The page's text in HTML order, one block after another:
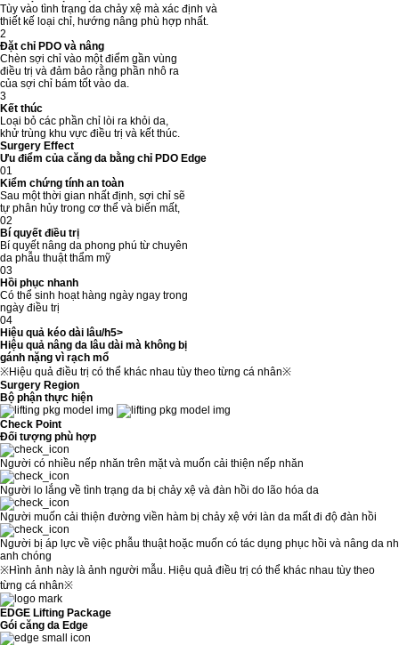
Tùy vào tình trạng da chảy xệ mà xác định và
thiết kế loại chỉ, hướng nâng phù hợp nhất.
2
Đặt chỉ PDO và nâng
Chèn sợi chỉ vào một điểm gần vùng
điều trị và đảm bảo rằng phần nhô ra
của sợi chỉ bám tốt vào da.
3
Kết thúc
Loại bỏ các phần chỉ lòi ra khỏi da,
khử trùng khu vực điều trị và kết thúc.
Surgery Effect
Ưu điểm của căng da bằng chỉ PDO Edge
01
Kiểm chứng tính an toàn
Sau một thời gian nhất định, sợi chỉ sẽ
tự phân hủy trong cơ thể và biến mất,
02
Bí quyết điều trị
Bí quyết nâng da phong phú từ chuyên
da phẫu thuật thẩm mỹ
03
Hồi phục nhanh
Có thể sinh hoạt hàng ngày ngay trong
ngày điều trị
04
Hiệu quả kéo dài lâu/h5>
Hiệu quả nâng da lâu dài mà không bị
gánh nặng vì rạch mổ
※Hiệu quả điều trị có thể khác nhau tùy theo từng cá nhân※
Surgery Region
Bộ phận thực hiện
Check Point
Đối tượng phù hợp
Người có nhiều nếp nhăn trên mặt và muốn cải thiện nếp nhăn
Người lo lắng về tình trạng da bị chảy xệ và đàn hồi do lão hóa da
Người muốn cải thiện đường viền hàm bị chảy xệ với làn da mất đi độ đàn hồi
Người bị áp lực về việc phẫu thuật hoặc muốn có tác dụng phục hồi và nâng da nh
anh chóng
※Hình ảnh này là ảnh người mẫu. Hiệu quả điều trị có thể khác nhau tùy theo
từng cá nhân※
EDGE Lifting Package
Gói căng da Edge